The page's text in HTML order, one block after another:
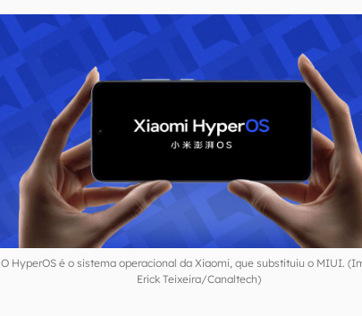
O HyperOS é o sistema operacional da Xiaomi, que substituiu o MIUI.
Erick Teixeira/Canaltech)